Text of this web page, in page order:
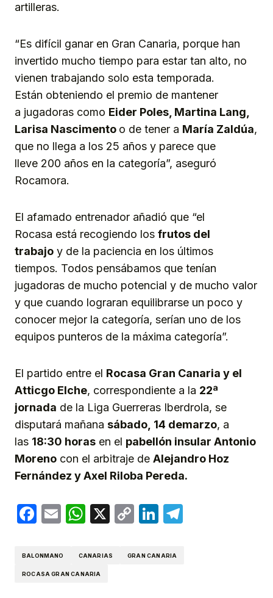
artilleras.
“Es difícil ganar en Gran Canaria, porque han
invertido mucho tiempo para estar tan alto, no
vienen trabajando solo esta temporada.
Están obteniendo el premio de mantener
a jugadoras como Eider Poles, Martina Lang,
Larisa Nascimento o de tener a María Zaldúa,
que no llega a los 25 años y parece que
lleve 200 años en la categoría”, aseguró
Rocamora.
El afamado entrenador añadió que “el
Rocasa está recogiendo los frutos del
trabajo y de la paciencia en los últimos
tiempos. Todos pensábamos que tenían
jugadoras de mucho potencial y de mucho valor
y que cuando lograran equilibrarse un poco y
conocer mejor la categoría, serían uno de los
equipos punteros de la máxima categoría”.
El partido entre el Rocasa Gran Canaria y el
Atticgo Elche, correspondiente a la 22ª
jornada de la Liga Guerreras Iberdrola, se
disputará mañana sábado, 14 demarzo, a
las 18:30 horas en el pabellón insular Antonio
Moreno con el arbitraje de Alejandro Hoz
Fernández y Axel Riloba Pereda.
Facebook
EmailWhatsApp
X
CopyLinkedIn
BALONMANO CANARIAS GRAN CANARIA
ROCASA GRAN CANARIA